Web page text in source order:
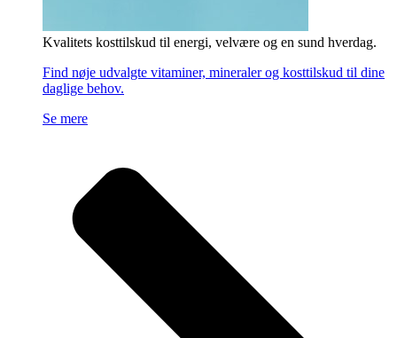
Kvalitets kosttilskud til energi, velvære og en sund hverdag.
Find nøje udvalgte vitaminer, mineraler og kosttilskud til dine
daglige behov.
Se mere